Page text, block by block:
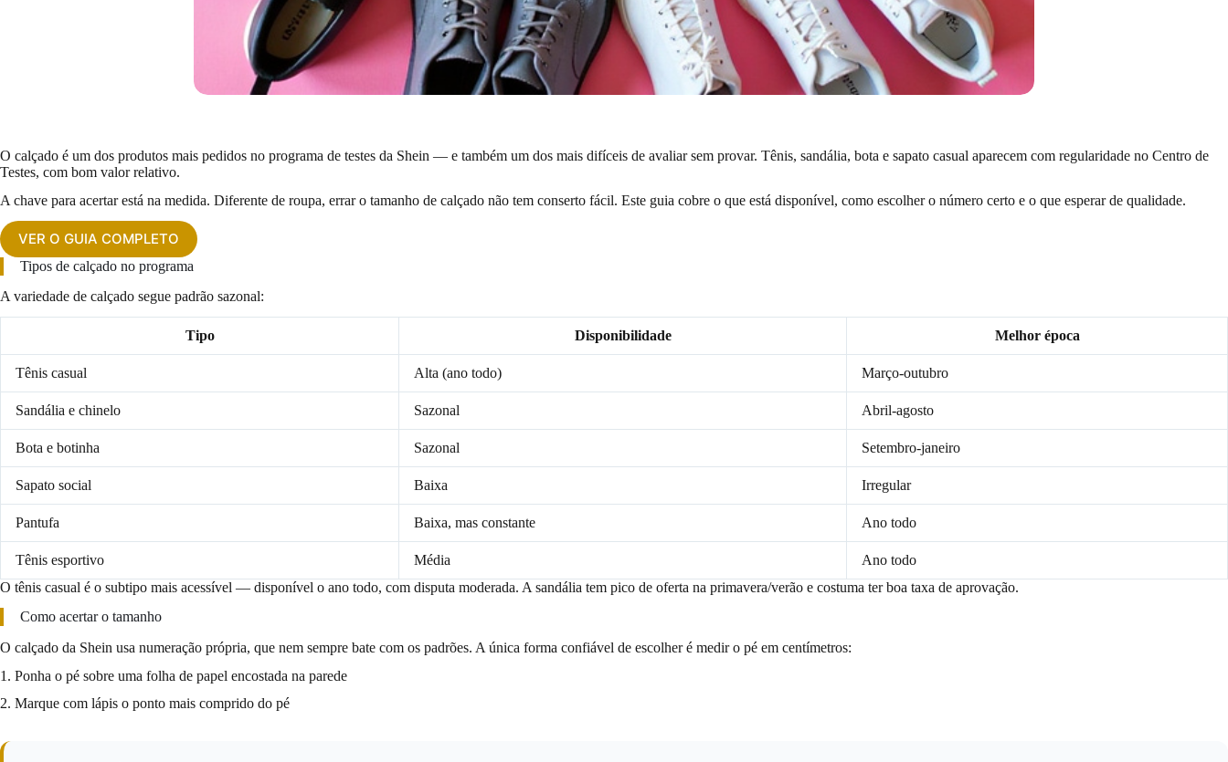
O calçado é um dos produtos mais pedidos no programa de testes da Shein — e também um dos mais difíceis de avaliar sem provar. Tênis, sandália, bota e sapato casual aparecem com regularidade no Centro de
Testes, com bom valor relativo.
A chave para acertar está na medida. Diferente de roupa, errar o tamanho de calçado não tem conserto fácil. Este guia cobre o que está disponível, como escolher o número certo e o que esperar de qualidade.
VER O GUIA COMPLETO
Tipos de calçado no programa
A variedade de calçado segue padrão sazonal:
Tipo Disponibilidade Melhor época
Tênis casual Alta (ano todo) Março-outubro
Sandália e chinelo Sazonal Abril-agosto
Bota e botinha Sazonal Setembro-janeiro
Sapato social Baixa Irregular
Pantufa Baixa, mas constante Ano todo
Tênis esportivo Média
Ano todo
O tênis casual é o subtipo mais acessível — disponível o ano todo, com disputa moderada. A sandália tem pico de oferta na primavera/verão e costuma ter boa taxa de aprovação.
Como acertar o tamanho
O calçado da Shein usa numeração própria, que nem sempre bate com os padrões. A única forma confiável de escolher é medir o pé em centímetros:
1. Ponha o pé sobre uma folha de papel encostada na parede
2. Marque com lápis o ponto mais comprido do pé